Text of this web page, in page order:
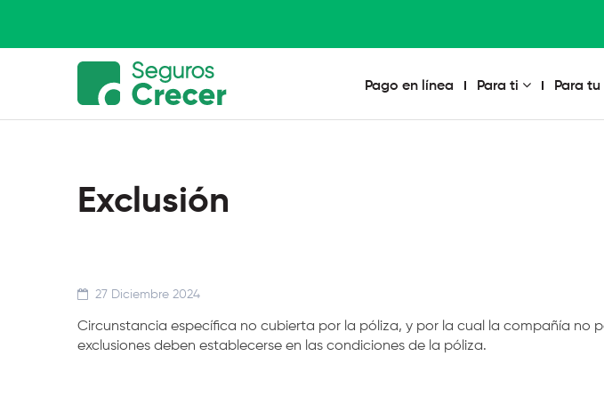
Pago en línea Para ti Para
Exclusión
27 Diciembre 2024
Circunstancia específica no cubierta por la póliza, y por la cual la compañía no
exclusiones deben establecerse en las condiciones de la póliza.